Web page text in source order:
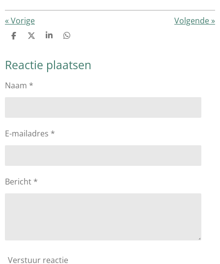
« Vorige Volgende»
D
e
n
D
l
S
r
e
D
e
n
Reactie plaatsen
Naam *
E-mailadres *
Bericht *
Verstuur reactie